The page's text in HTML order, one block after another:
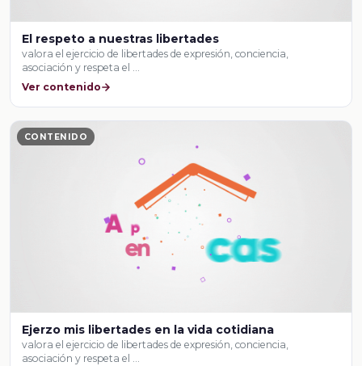
El respeto a nuestras libertades
valora el ejercicio de libertades de expresión, conciencia,
asociación y respeta el …
Ver contenido
CONTENIDO
Ejerzo mis libertades en la vida cotidiana
valora el ejercicio de libertades de expresión, conciencia,
asociación y respeta el …